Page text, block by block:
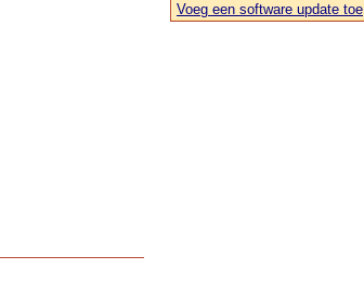
Voeg een software update toe